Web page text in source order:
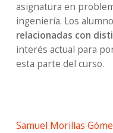
asignatura en
ingeniería. Los
relacionadas con
interés actual para
esta parte del curso.
Samuel Morillas